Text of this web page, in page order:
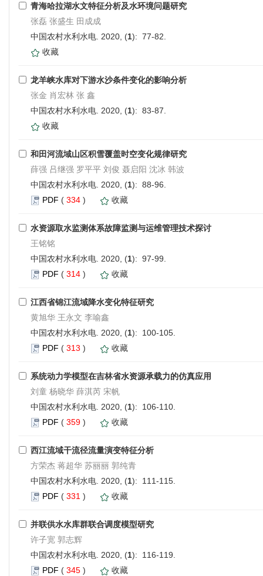
青海哈拉湖水文特征分析及水环境问题研究
张磊 张盛生 田成成
中国农村水利水电. 2020, (1): 77-82.
收藏
龙羊峡水库对下游水沙条件变化的影响分析
张金 肖宏林 张 鑫
中国农村水利水电. 2020, (1): 83-87.
收藏
和田河流域山区积雪覆盖时空变化规律研究
薛强 吕继强 罗平平 刘俊 聂启阳 沈冰 韩波
中国农村水利水电. 2020, (1): 88-96.
PDF ( 334 ) 收藏
水资源取水监测体系故障监测与运维管理技术探讨
王铭铭
中国农村水利水电. 2020, (1): 97-99.
PDF ( 314 ) 收藏
江西省锦江流域降水变化特征研究
黄旭华 王永文 李喻鑫
中国农村水利水电. 2020, (1): 100-105.
PDF ( 313 ) 收藏
系统动力学模型在吉林省水资源承载力的仿真应用
刘童 杨晓华 薛淇芮 宋帆
中国农村水利水电. 2020, (1): 106-110.
PDF ( 359 ) 收藏
西江流域干流径流量演变特征分析
方荣杰 蒋超华 苏丽丽 郭纯青
中国农村水利水电. 2020, (1): 111-115.
PDF ( 331 ) 收藏
并联供水水库群联合调度模型研究
许子宽 郭志辉
中国农村水利水电. 2020, (1): 116-119.
PDF ( 345 ) 收藏